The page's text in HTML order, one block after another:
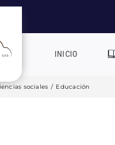
INICIO
sociales / Educación